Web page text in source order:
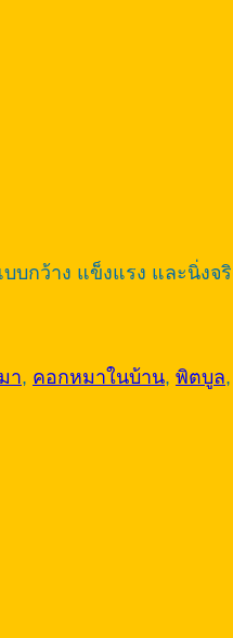
กว้าง แข็งแรง และนิ่งจริ
า, คอกหมาในบ้าน, พิตบูล,